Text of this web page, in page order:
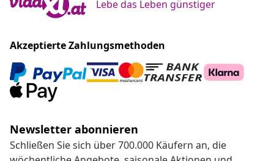
Lebe das Leben günstiger
Akzeptierte Zahlungsmethoden
Newsletter abonnieren
Schließen Sie sich über 700.000 Käufern an, die